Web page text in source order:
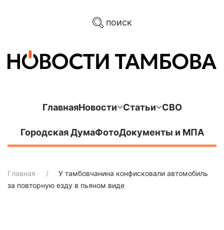
поиск
ГлавнаяНовости Статьи СВО
Городская ДумаФотоДокументы и МПА
Главная
У тамбовчанина конфисковали автомобиль
за повторную езду в пьяном виде